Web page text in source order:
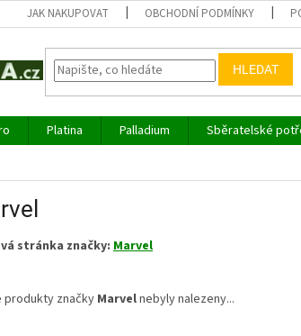
JAK NAKUPOVAT OBCHODNÍ PODMÍNKY
HLEDAT
Platina Palladium Sběratelské
stránka značky: Marvel
produkty značky Marvelnebyly nalezeny...